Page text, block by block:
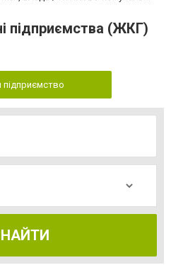
підприємства (ЖКГ)